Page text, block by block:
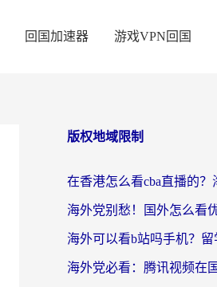
回国加速器 游戏VPN回国
版权地域限制